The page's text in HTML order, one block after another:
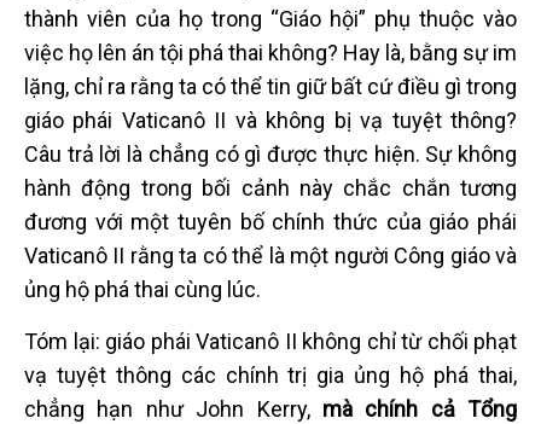
thành viên của họ trong “Giáo hội” phụ thuộc vào
việc họ lên án tội phá thai không? Hay là, bằng sự im
lặng, chỉ ra rằng ta có thể tin giữ bất cứ điều gì trong
giáo phái Vaticanô II và không bị vạ tuyệt thông?
Câu trả lời là chẳng có gì được thực hiện. Sự không
hành động trong bối cảnh này chắc chắn tương
đương với một tuyên bố chính thức của giáo phái
Vaticanô II rằng ta có thể là một người Công giáo và
ủng hộ phá thai cùng lúc.
Tóm lại: giáo phái Vaticanô II không chỉ từ chối phạt
vạ tuyệt thông các chính trị gia ủng hộ phá thai,
chẳng hạn như John Kerry, mà chính cả Tổng